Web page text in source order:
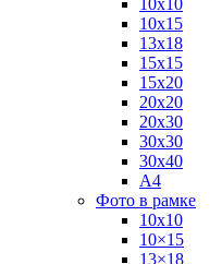
10х15
13х18
15х15
15х20
20х20
20х30
30х30
30х40
А4
Фото в рамке
10х10
10×15
13×18